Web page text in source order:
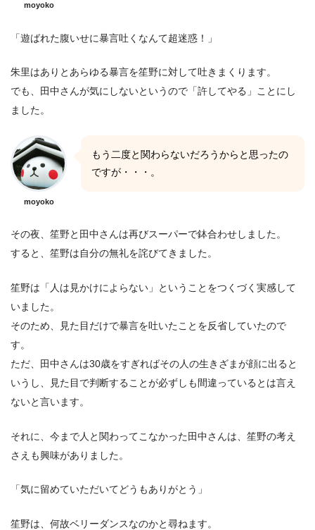
moyoko
「遊ばれた腹いせに暴言吐くなんて超迷惑！」
朱里はありとあらゆる暴言を笙野に対して吐きまくります。
でも、田中さんが気にしないというので「許してやる」ことにし
ました。
moyoko
もう二度と関わらないだろうからと思ったの
ですが・・・。
その夜、笙野と田中さんは再びスーパーで鉢合わせしました。
すると、笙野は自分の無礼を詫びてきました。
笙野は「人は見かけによらない」ということをつくづく実感して
いました。
そのため、見た目だけで暴言を吐いたことを反省していたので
す。
ただ、田中さんは30歳をすぎればその人の生きざまが顔に出ると
いうし、見た目で判断することが必ずしも間違っているとは言え
ないと言います。
それに、今まで人と関わってこなかった田中さんは、笙野の考え
さえも興味がありました。
「気に留めていただいてどうもありがとう」
笙野は、何故ベリーダンスなのかと尋ねます。